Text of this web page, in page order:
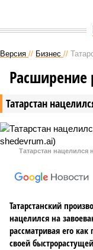
Версия // Бизнес //
Татарстан
Расширение
Татарстан нацелился
Татарстанский
нацелился на
рассматривая его
своей